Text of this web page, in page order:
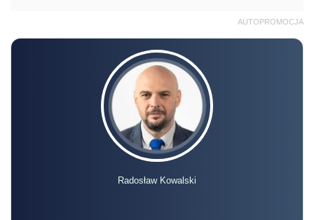
AUTOPROMOCJA
Radosław Kowalski